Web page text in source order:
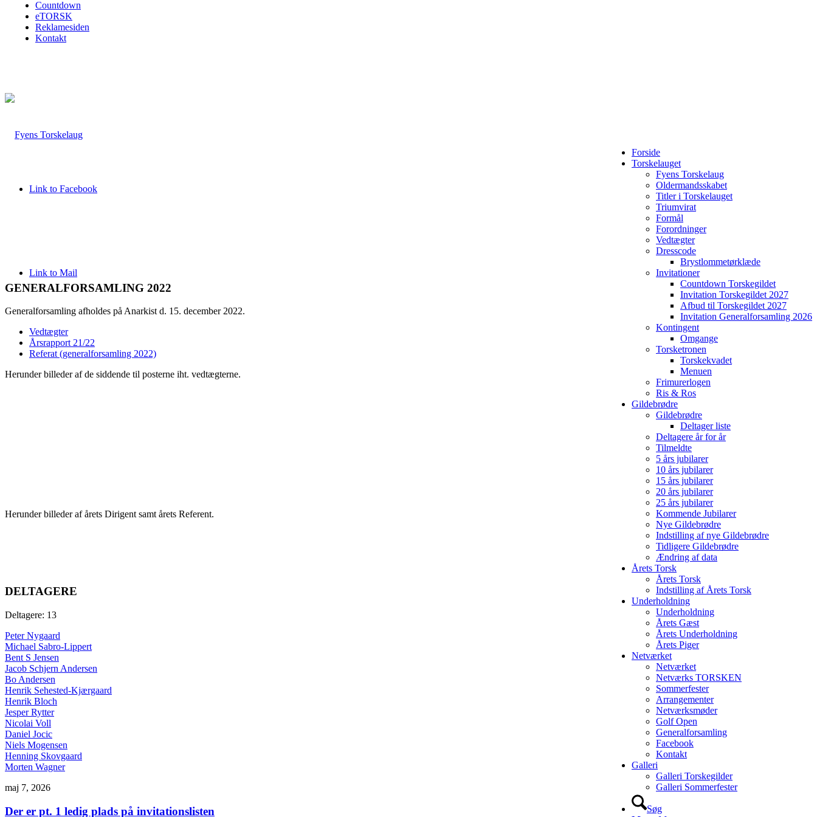
Countdown
eTORSK
Reklamesiden
Kontakt
Link to Facebook
Link to Mail
Forside
Torskelauget
Fyens Torskelaug
Oldermandsskabet
Titler i Torskelauget
Triumvirat
Formål
Forordninger
Vedtægter
Dresscode
Brystlommetørklæde
Invitationer
Countdown Torskegildet
Invitation Torskegildet 2027
Afbud til Torskegildet 2027
Invitation Generalforsamling 2026
Kontingent
Omgange
Torsketronen
Torskekvadet
Menuen
Frimurerlogen
Ris & Ros
Gildebrødre
Gildebrødre
Deltager liste
Deltagere år for år
Tilmeldte
5 års jubilarer
10 års jubilarer
15 års jubilarer
20 års jubilarer
25 års jubilarer
Kommende Jubilarer
Nye Gildebrødre
Indstilling af nye Gildebrødre
Tidligere Gildebrødre
Ændring af data
Årets Torsk
Årets Torsk
Indstilling af Årets Torsk
Underholdning
Underholdning
Årets Gæst
Årets Underholdning
Årets Piger
Netværket
Netværket
Netværks TORSKEN
Sommerfester
Arrangementer
Netværksmøder
Golf Open
Generalforsamling
Facebook
Kontakt
Galleri
Galleri Torskegilder
Galleri Sommerfester
Søg
GENERALFORSAMLING 2022
Generalforsamling afholdes på Anarkist d. 15. december 2022.
Vedtægter
Årsrapport 21/22
Referat (generalforsamling 2022)
Herunder billeder af de siddende til posterne iht. vedtægterne.
Herunder billeder af årets Dirigent samt årets Referent.
DELTAGERE
Deltagere: 13
Peter Nygaard
Michael Sabro-Lippert
Bent S Jensen
Jacob Schjern Andersen
Bo Andersen
Henrik Sehested-Kjærgaard
Henrik Bloch
Jesper Rytter
Nicolai Voll
Daniel Jocic
Niels Mogensen
Henning Skovgaard
Morten Wagner
maj 7, 2026
Der er pt. 1 ledig plads på invitationslisten